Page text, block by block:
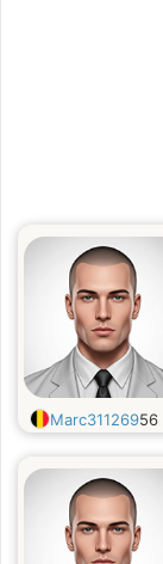
Marc31126956